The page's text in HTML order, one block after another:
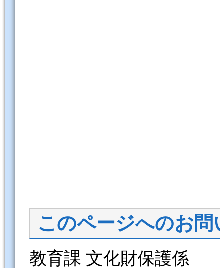
このページへのお問
教育課 文化財保護係